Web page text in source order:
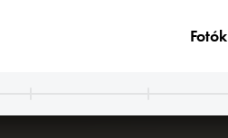
Fotók